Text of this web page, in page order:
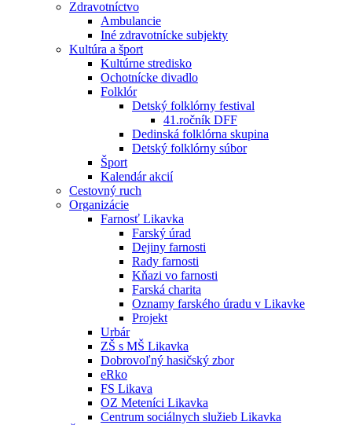
Zdravotníctvo
Ambulancie
Iné zdravotnícke subjekty
Kultúra a šport
Kultúrne stredisko
Ochotnícke divadlo
Folklór
Detský folklórny festival
41.ročník DFF
Dedinská folklórna skupina
Detský folklórny súbor
Šport
Kalendár akcií
Cestovný ruch
Organizácie
Farnosť Likavka
Farský úrad
Dejiny farnosti
Rady farnosti
Kňazi vo farnosti
Farská charita
Oznamy farského úradu v Likavke
Projekt
Urbár
ZŠ s MŠ Likavka
Dobrovoľný hasičský zbor
eRko
FS Likava
OZ Meteníci Likavka
Centrum sociálnych služieb Likavka